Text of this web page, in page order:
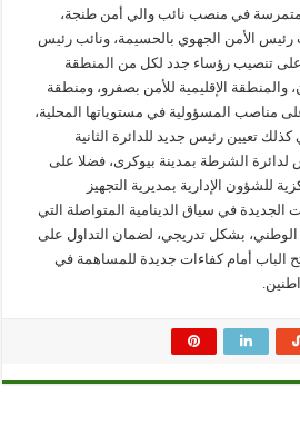
متمرسة في منصب نائب والي أمن طنجة،
رئيس الأمن الجهوي بالحسيمة، ونائب رئيس
على تنصيب رؤساء جدد لكل من المنطقة
والمنطقة الإقليمية للأمن بصفرو، ومنطقة
مناصب المسؤولية في مستوياتها المحلية،
تعيين رئيس جديد للدائرة الثانية
لدائرة الشرطة بمدينة بيوكرى، فضلا على
للشؤون الإدارية بمديرية التجهيز
الجديدة في سياق الدينامية المتواصلة التي
الوطني، بشكل تدريجي، لضمان التداول على
الباب أمام كفاءات جديدة للمساهمة في